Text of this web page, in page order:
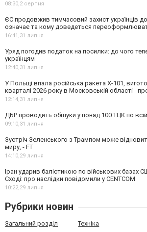
08:30,2 серпня
ЄС продовжив тимчасовий захист українців
означає та кому доведеться
16:41,31 липня
Уряд погодив податок на посилки: до чого
українцям
12:40,31 липня
У Польщі впала російська ракета X-101,
кварталі 2026 року в Московській області -
12:14,31 липня
ДБР проводить обшуки у понад 100 ТЦК по всій
09:10,31 липня
Зустріч Зеленського з Трампом може
миру, - FT
14:10,29 липня
Іран ударив балістикою по військових базах
Сході: про наслідки повідомили у CENTCOM
10:22,29 липня
Рубрики новин
Загальний розділ Техніка